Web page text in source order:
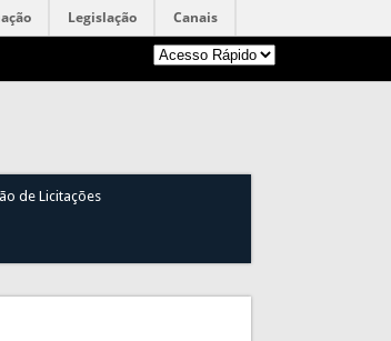
Legislação Canais
de Licitações